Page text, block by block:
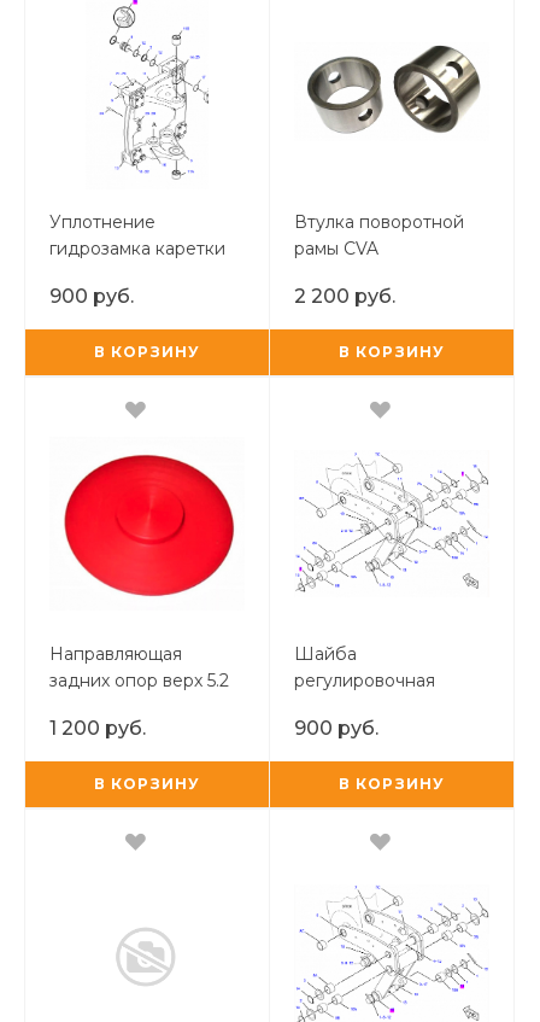
Уплотнение
гидрозамка каретки
(пластиковое жёлтое)
900 руб.
В КОРЗИНУ
Втулка поворотной
рамы CVA
2 200 руб.
В КОРЗИНУ
Направляющая
задних опор верх 5.2
1 200 руб.
В КОРЗИНУ
Шайба
регулировочная
ковша и линка
900 руб.
В КОРЗИНУ